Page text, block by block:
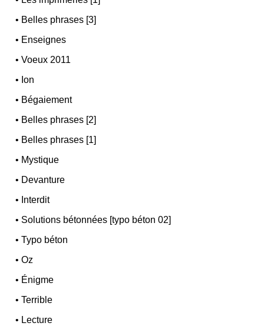
• Belles phrases [3]
• Enseignes
•Voeux 2011
• Ion
• Bégaiement
• Belles phrases [2]
• Belles phrases [1]
• Mystique
• Devanture
• Interdit
• Solutions bétonnées [typo béton 02]
•Typo béton
•Oz
• Énigme
•Terrible
• Lecture